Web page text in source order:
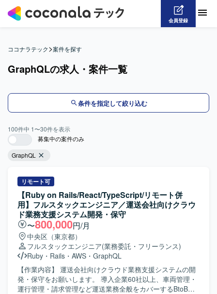
会員登録
ココナラテック>案件を探す
GraphQLの求人・案件一覧
条件を指定して絞り込む
100件中 1〜30件を表示
募集中の案件のみ
GraphQL
リモート可
【Ruby on Rails/React/TypeScript/リモート併
用】フルスタックエンジニア／運送会社向けクラウ
ド業務支援システム開発・保守
〜800,000円/月
中央区（東京都）
フルスタックエンジニア(業務委託・フリーランス)
Ruby ・ Rails ・ AWS ・ GraphQL
【作業内容】 運送会社向けクラウド業務支援システムの開
発・保守をお願いします。 導入企業60社以上、車両管理・
運行管理・請求管理など運送業務全般をカバーするBtoB